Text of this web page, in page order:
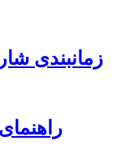
زمانبندی